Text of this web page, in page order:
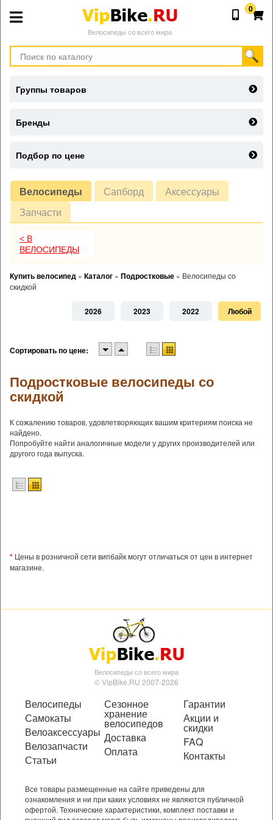
Велосипеды со всего мира
0
Велосипеды Сапборд
Аксессуары
Запчасти
< В
ВЕЛОСИПЕДЫ
Купить велосипед » Каталог » Подростковые » Велосипеды со
скидкой
2026 2023 2022 Любой
Сортировать по цене:
Подростковые велосипеды со
скидкой
К сожалению товаров, удовлетворяющих вашим критериям поиска не
найдено.
Попробуйте найти аналогичные модели у других производителей или
другого года выпуска.
* Цены в розничной сети випбайк могут отличаться от цен в интернет
магазине.
Группы товаров
Бренды
Подбор по цене
Велосипеды со всего мира
© VipBike.RU 2007-2026
Велосипеды
Самокаты
Велоаксессуары
Велозапчасти
Статьи
Сезонное
хранение
велосипедов
Доставка
Оплата
Гарантии
Акции и
скидки
FAQ
Контакты
Все товары размещенные на сайте приведены для
ознакомления и ни при каких условиях не являются публичной
офертой. Технические характеристики, комплект поставки и